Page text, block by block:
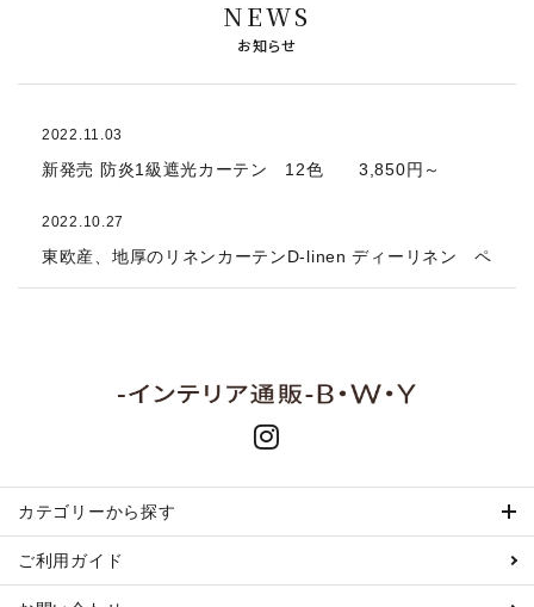
NEWS
お知らせ
2022.11.03
新発売 防炎1級遮光カーテン 12色 3,850円～
2022.10.27
東欧産、地厚のリネンカーテンD-linen ディーリネン ペ
ージアップしました。ナチュラル、北欧スタイルにおス
ショップオープンしました。宜しくお願い致します。
カテゴリーから探す
ご利用ガイド